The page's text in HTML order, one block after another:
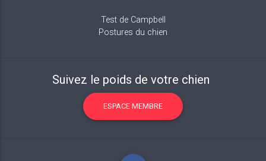
Test de Campbell
Postures du chien
Suivez le poids de votre chien
ESPACE MEMBRE